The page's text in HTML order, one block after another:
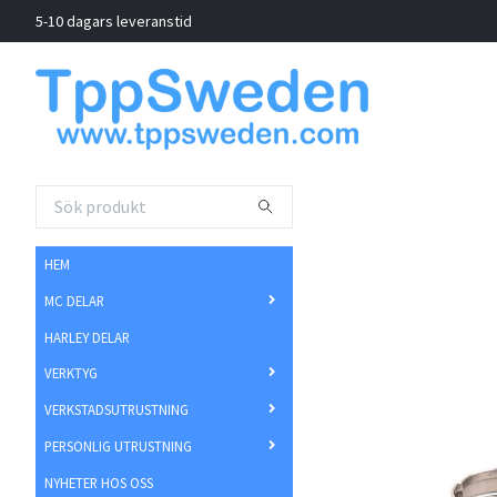
5-10 dagars leveranstid
HEM
MC DELAR
HARLEY DELAR
VERKTYG
VERKSTADSUTRUSTNING
PERSONLIG UTRUSTNING
NYHETER HOS OSS